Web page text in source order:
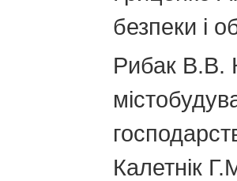
безпеки і
Рибак В.В.
Калетнік